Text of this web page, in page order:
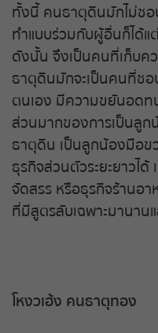
ทั้งนี้ คนธาตุดินมักไม่ชอ
ทำแบบร่วมกับผู้อื่นก็ได้
ดังนั้น จึงเป็นคนที่เก็บค
ธาตุดินมักจะเป็นคนที่ช
ตนเอง มีความขยันอดท
ส่วนมากของการเป็นลูก
ธาตุดิน เป็นลูกน้องมือข
ธุรกิจส่วนตัวระยะยาวได้
จัดสรร หรือธุรกิจร้านอ
ที่มีสูตรลับเฉพาะมานาน
โหงวเฮ้ง คนธาตุทอง